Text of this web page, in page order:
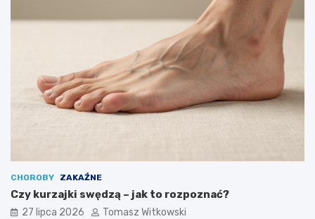
CHOROBY ZAKAŹNE
Czy kurzajki swędzą – jak to rozpoznać?
27 lipca 2026 Tomasz Witkowski